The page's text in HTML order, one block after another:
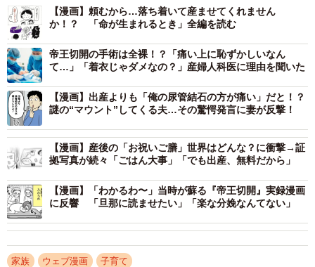
【漫画】頼むから…落ち着いて産ませてくれません
か！？ 「命が生まれるとき」全編を読む
帝王切開の手術は全裸！？「痛い上に恥ずかしいなん
て…」「着衣じゃダメなの？」産婦人科医に理由を聞いた
【漫画】出産よりも「俺の尿管結石の方が痛い」だと！？
謎の“マウント”してくる夫…その驚愕発言に妻が反撃！
【漫画】産後の「お祝いご膳」世界はどんな？に衝撃→証
拠写真が続々「ごはん大事」「でも出産、無料だから」
【漫画】「わかるわ〜」当時が蘇る『帝王切開』実録漫画
に反響 「旦那に読ませたい」「楽な分娩なんてない」
家族 ウェブ漫画 子育て